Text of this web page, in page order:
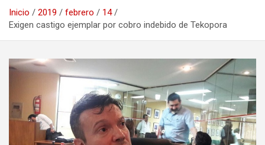
Inicio 2019 febrero
14
Exigen castigo ejemplar por cobro indebido de Tekopora